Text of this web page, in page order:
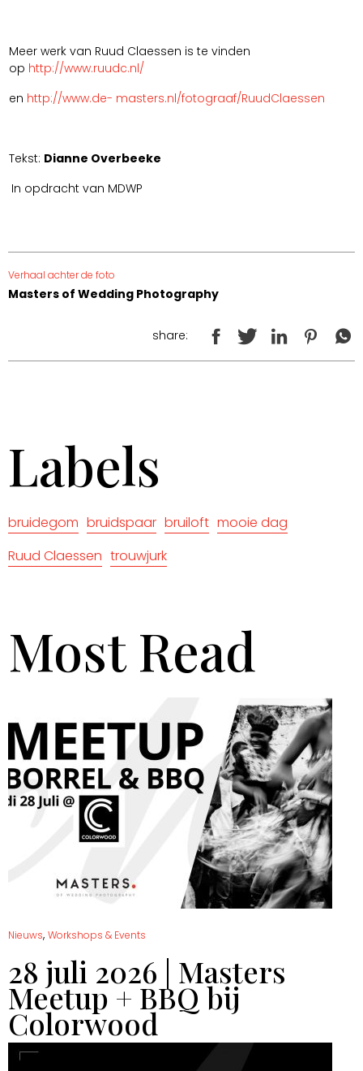
Meer werk van Ruud Claessen is te vinden
op http://www.ruudc.nl/
en http://www.de- masters.nl/fotograaf/RuudClaessen
Tekst: Dianne Overbeeke
In opdracht van MDWP
Verhaal achter de foto
Masters of Wedding Photography
share:
Labels
bruidegom bruidspaar bruiloft mooie dag
Ruud Claessen trouwjurk
Most Read
Nieuws, Workshops & Events
28 juli 2026 | Masters
Meetup + BBQ bij
Colorwood